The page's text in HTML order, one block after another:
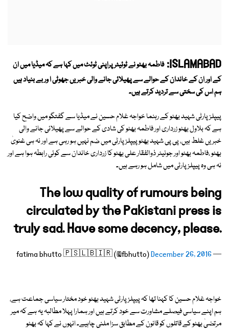
ISLAMABAD: فاطمہ بھٹو نے ٹوئیٹر پراپنی ٹوئٹ میں کہا ہے کہ میڈیا میں ان
کے اور ان کے خاندان کے حوالے سے پھیلائی جانے والی خبریں جھوٹی ا ور بے بنیاد ہیں
ہم اس کی سختی سے تردید کرتے ہیں۔
پیپلز پارٹی شہید بھٹو کے رہنما خواجہ غلام حسین نے میڈیا سے گفتگو میں واضح کیا
ہے کہ بلاول بھٹو زرداری اور فاطمہ بھٹو کی شادی کے حوالے سے پھیلائی جانے والی
خبریں غلط ہیں، پی پی شہید بھٹو پیپلز پارٹی میں ضم نہیں ہو رہی ہے اور نہ ہی غنویٰ
بھٹو ،فاطمہ بھٹو اور جونیئر ذوالفقار علی بھٹو کا زرداری خاندان سے کوئی رابطہ ہوا ہے اور
نہ ہی وہ پیپلز پارٹی میں شامل ہو رہے ہیں۔
The low quality of rumours being
circulated by the Pakistani press is
truly sad. Have some decency, please.
— fatima bhutto 🇵🇸🇱🇧🇮🇷 (@fbhutto)
December 26, 2016
خواجہ غلام حسین کا کہنا تھا کہ پیپلز پارٹی شہید بھٹو خود مختار سیاسی جماعت ہے،
ہم اپنے سیاسی فیصلے مشاورت سے خود کرتے ہیں اور ہمارا پہلا مطالبہ یہ ہے کہ میر
مرتضیٰ بھٹو کے قاتلوں کو قانون کے مطابق سزا ملنی چاہیے۔ انہوں نے کہا کہ بھٹو